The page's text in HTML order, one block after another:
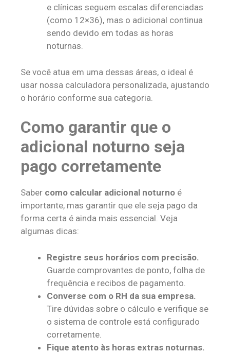
e clínicas seguem escalas diferenciadas
(como 12×36), mas o adicional continua
sendo devido em todas as horas
noturnas.
Se você atua em uma dessas áreas, o ideal é
usar nossa calculadora personalizada, ajustando
o horário conforme sua categoria.
Como garantir que o
adicional noturno seja
pago corretamente
Saber como calcular adicional noturno é
importante, mas garantir que ele seja pago da
forma certa é ainda mais essencial. Veja
algumas dicas:
Registre seus horários com precisão.
Guarde comprovantes de ponto, folha de
frequência e recibos de pagamento.
Converse com o RH da sua empresa.
Tire dúvidas sobre o cálculo e verifique se
o sistema de controle está configurado
corretamente.
Fique atento às horas extras noturnas.